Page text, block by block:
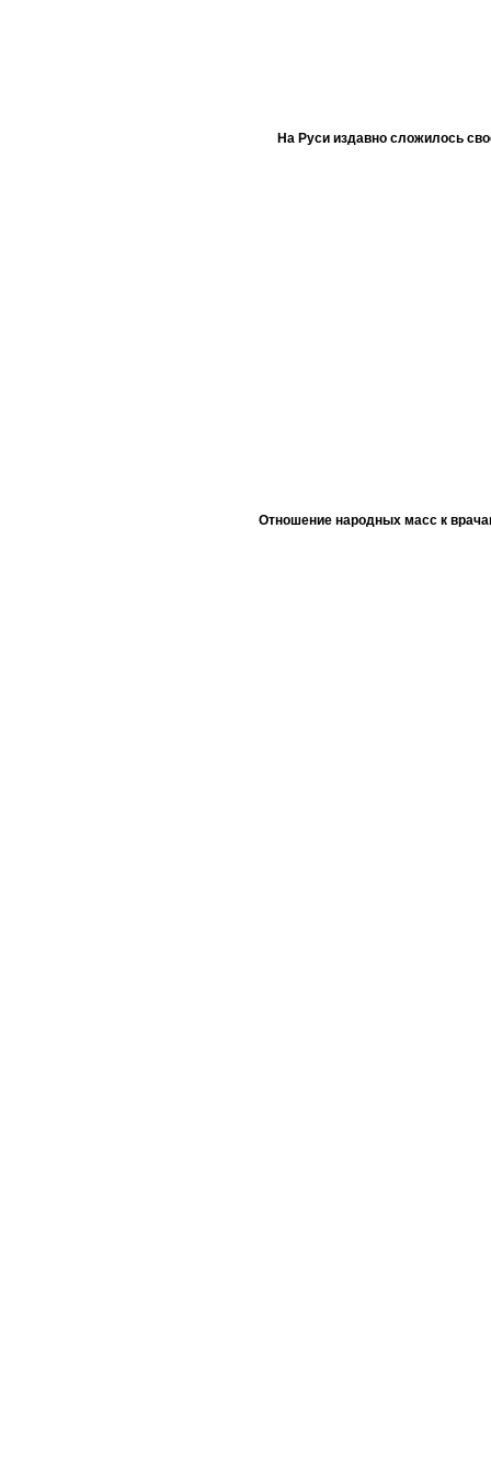
На Руси издавно сложилось
Отношение народных масс к